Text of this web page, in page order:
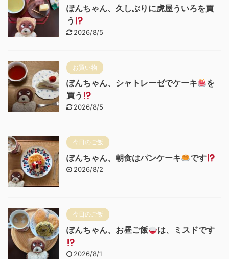
ぽんちゃん、久しぶりに虎屋ういろを買
う
2026/8/5
お買い物
ぽんちゃん、シャトレーゼでケーキ
を
買う
2026/8/5
今日のご飯
ぽんちゃん、朝食はパンケーキ です
2026/8/2
今日のご飯
ぽんちゃん、お昼ご飯 は、ミスドです
2026/8/1